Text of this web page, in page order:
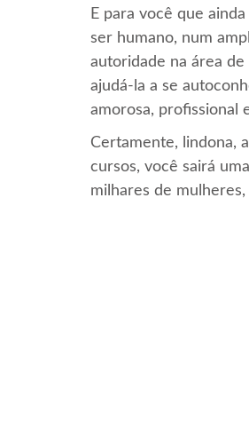
E para você que
ser humano, num
autoridade na área
ajudá-la a se
amorosa, profissional
Certamente, lindona,
cursos, você sairá
milhares de